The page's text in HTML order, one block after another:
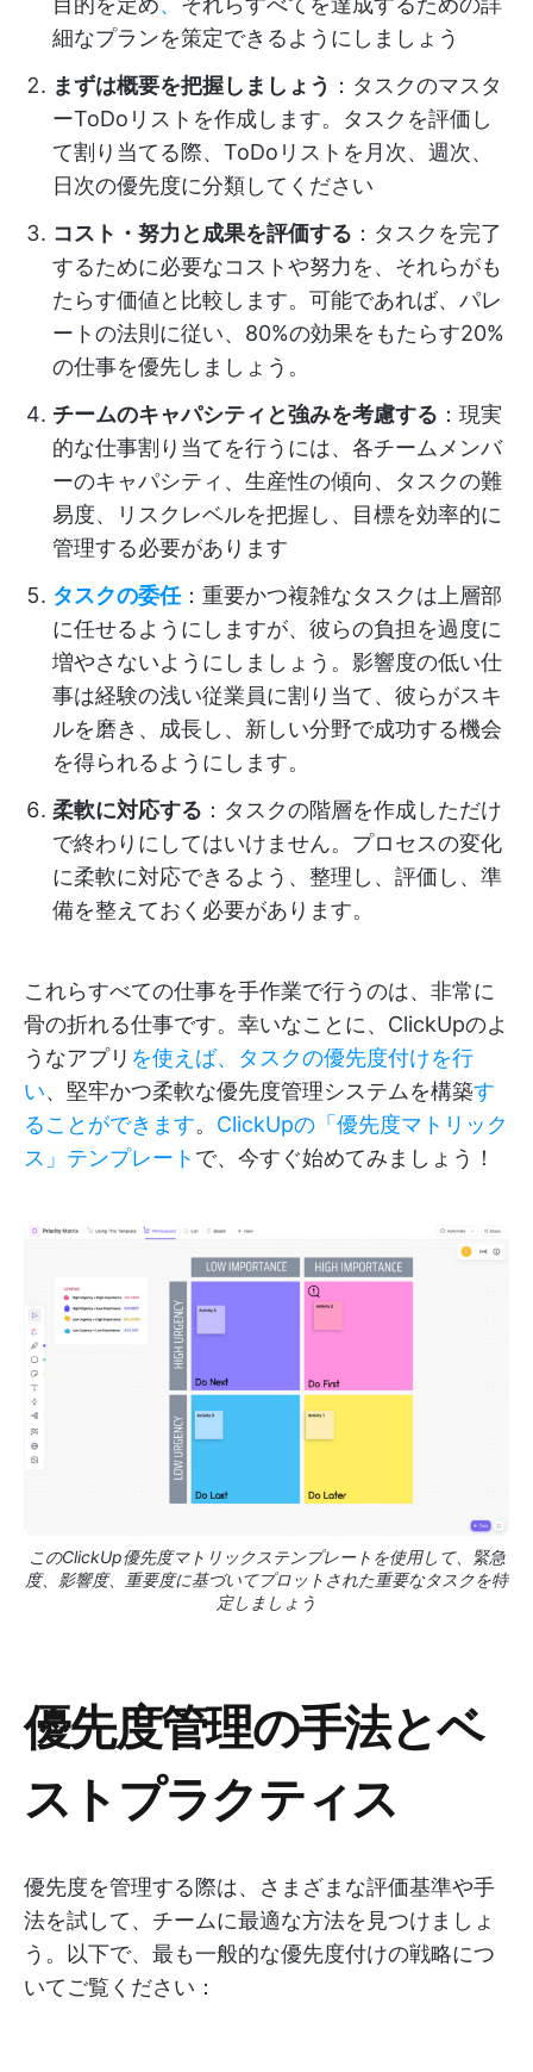
細なプランを策定できるようにしましょう
まずは概要を把握しましょう ：タスクのマスタ
ーToDoリストを作成します。タスクを評価し
て割り当てる際、ToDoリストを月次、週次、
日次の優先度に分類してください
コスト・努力と成果を評価する ：タスクを完了
するために必要なコストや努力を、それらがも
たらす価値と比較します。可能であれば、パレ
ートの法則に従い、80%の効果をもたらす20%
の仕事を優先しましょう。
チームのキャパシティと強みを考慮する ：現実
的な仕事割り当てを行うには、各チームメンバ
ーのキャパシティ、生産性の傾向、タスクの難
易度、リスクレベルを把握し、目標を効率的に
管理する必要があります
タスクの委任：重要かつ複雑なタスクは上層部
に任せるようにしますが、彼らの負担を過度に
増やさないようにしましょう。影響度の低い仕
事は経験の浅い従業員に割り当て、彼らがスキ
ルを磨き、成長し、新しい分野で成功する機会
を得られるようにします。
柔軟に対応する ：タスクの階層を作成しただけ
で終わりにしてはいけません。プロセスの変化
に柔軟に対応できるよう、整理し、評価し、準
備を整えておく必要があります。
これらすべての仕事を手作業で行うのは、非常に
骨の折れる仕事です。幸いなことに、ClickUpのよ
うなアプリ を使えば、タスクの優先度付けを行
い、堅牢かつ柔軟な優先度管理システムを構築す
ることができます。 ClickUpの「優先度マトリック
ス」テンプレート で、今すぐ始めてみましょう！
このClickUp優先度マトリックステンプレートを使用して、緊急
度、影響度、重要度に基づいてプロットされた重要なタスクを特
定しましょう
優先度管理の手法とベ
ストプラクティス
優先度を管理する際は、さまざまな評価基準や手
法を試して、チームに最適な方法を見つけましょ
う。以下で、最も一般的な優先度付けの戦略につ
いてご覧ください：